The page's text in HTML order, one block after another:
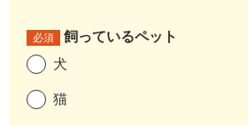
必須
飼っているペット
犬
猫